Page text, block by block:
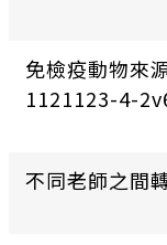
免檢疫動物來
1121123-4-
不同老師之間